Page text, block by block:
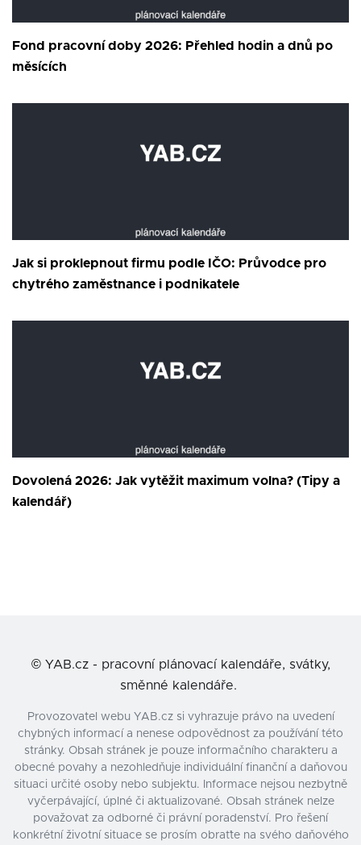
Fond pracovní doby 2026: Přehled hodin a dnů po
měsících
Jak si proklepnout firmu podle IČO: Průvodce pro
chytrého zaměstnance i podnikatele
Dovolená 2026: Jak vytěžit maximum volna? (Tipy a
kalendář)
© YAB.cz - pracovní plánovací kalendáře, svátky,
směnné kalendáře.
Provozovatel webu YAB.cz si vyhrazuje právo na uvedení
chybných informací a nenese odpovědnost za používání této
stránky. Obsah stránek je pouze informačního charakteru a
obecné povahy a nezohledňuje individuální finanční a daňovou
situaci určité osoby nebo subjektu. Informace nejsou nezbytně
vyčerpávající, úplné či aktualizované. Obsah stránek nelze
považovat za odborné či právní poradenství. Pro řešení
konkrétní životní situace se prosím obraťte na svého daňového